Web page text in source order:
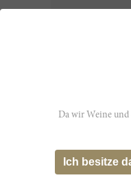
75cl
Champagne
Da wir Weine und
Ich besitze